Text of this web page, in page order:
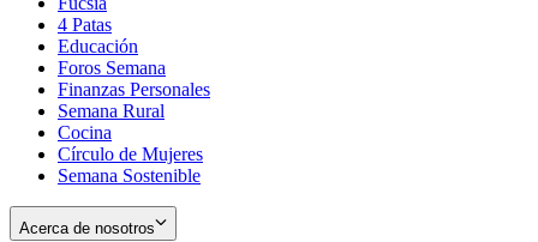
new
window
in
new
window
4 Patas
Educación
Foros Semana
Finanzas Personales
Semana Rural
Cocina
Círculo de Mujeres
Semana Sostenible
Acerca de nosotros